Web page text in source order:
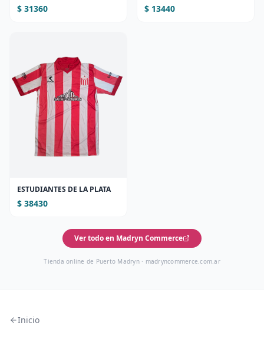
$ 31360 $ 13440
ESTUDIANTES DE LA PLATA
$ 38430
Ver todo en Madryn Commerce
Tienda online de Puerto Madryn · madryncommerce.com.ar
Inicio